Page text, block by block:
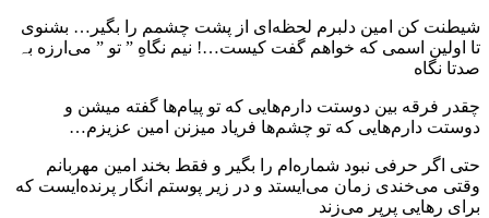
شیطنت کن امین دلبرم لحظه‌ای از پشت چشمم را بگیر… بشنوی
تا اولین اسمی که خواهم گفت کیست…! نیم نگاهِ ” تو ” می‌ارزه بہ
صدتا نگاه
چقدر فرقه بین دوستت دارم‌هایی که تو پیام‌ها گفته میشن و
دوستت دارم‌هایی که تو چشم‌ها فریاد میزنن امین عزیزم…
حتی اگر حرفی نبود شماره‌ام را بگیر و فقط بخند امین مهربانم
وقتی می‌خندی زمان می‌ایستد و در زیر پوستم انگار پرنده‌ایست که
برای رهایی پرپر می‌زند